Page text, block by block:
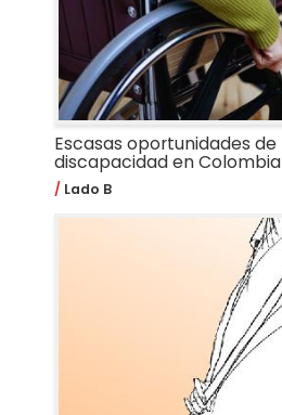
Escasas oportunidades
discapacidad en Colombia
Lado B